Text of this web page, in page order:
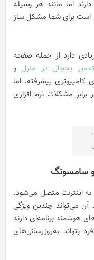
اما مانند هر وسیله
است برای شما مشکل ساز
دارد از جمله صفحه
تعمیر یخچال در منزل و
کامپیوتری پیشرفته. اما
برابر مشکلات نرم افزاری
سامسونگ
اینترنت متصل می‌شود.
می‌تواند چندین ویژگی
هوشمند برنامه‌ای دارند
به‌روزرسانی‌های